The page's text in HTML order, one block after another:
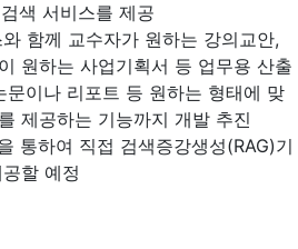
색 서비스를 제공
함께 교수자가 원하는 강의교안,
원하는 사업기획서 등 업무용 산출
문이나 리포트 등 원하는 형태에 맞
제공하는 기능까지 개발 추진
통하여 직접 검색증강생성(RAG)기
할 예정